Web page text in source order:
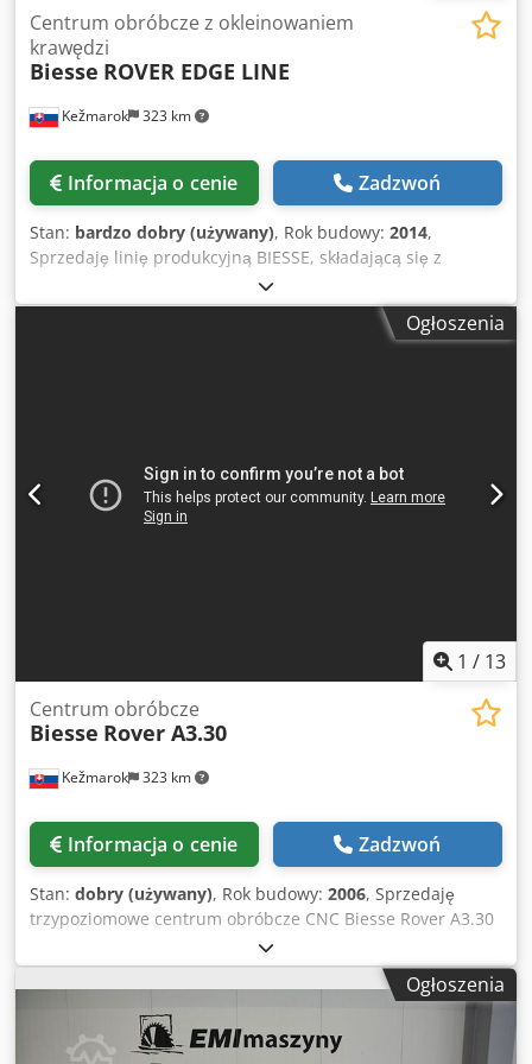
Kežmarok 323 km
Centrum obróbcze z okleinowaniem
krawędzi
Biesse ROVER EDGE LINE
Informacja o cenie Zadzwoń
Stan: bardzo dobry (używany), Rok budowy: 2014,
Sprzedaję linię produkcyjną BIESSE, składającą się z
następujących elementów: Biesse Winner WRT –
stanowisko załadunku, 1-kanałowe. Biesse – stanowisko
kontroli jakości elementów. Biesse Edge 1 – stanowisko
obróbki elementów o nieregularnych kształtach, z
możliwością wykonywania otworów pod kołki i montażu
akcesoriów. Wandres – urządzenie do czyszczenia. Biesse
szczegółów prosimy o przesłanie zapytania.
Ogłoszenia
1 / 13
Kežmarok 323 km
Centrum obróbcze
Biesse Rover A3.30
Informacja o cenie Zadzwoń
Stan: dobry (używany), Rok budowy: 2006, Sprzedaję
trzypoziomowe centrum obróbcze CNC Biesse Rover A3.30
z posuwistym stołem. Cjdozmnzmjpfx Adtoha Rok
produkcji: 2006. Konfiguracja: Główny wrzecion 3-osiowy
HSD. Magazyn narzędzi 14 pozycji ISO30, umieszczony w
głowicy. 1 piła rowkowa, kierunek X. Głowica wiertarska
14+4+2 wrzeciona. Przydatna powierzchnia robocza
Ogłoszenia